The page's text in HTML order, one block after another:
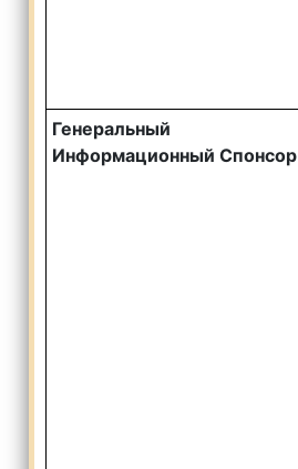
Генеральный
ИнформационныйСпонсор